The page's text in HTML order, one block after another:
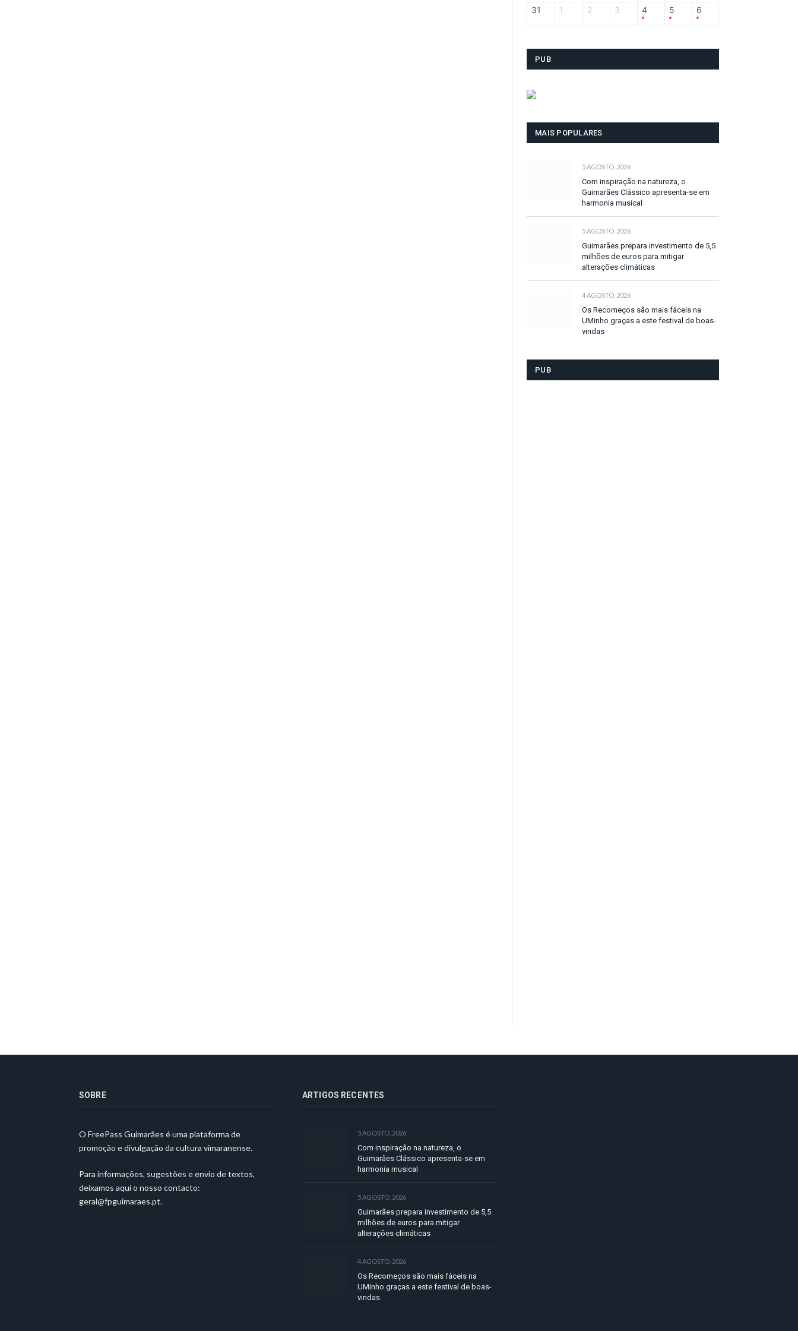
31 1 2 3 4 5 6
PUB
MAIS POPULARES
5 AGOSTO, 2026
Com inspiração na natureza, o
Guimarães Clássico apresenta-se em
harmonia musical
5 AGOSTO, 2026
Guimarães prepara investimento de 5,5
milhões de euros para mitigar
alterações climáticas
4 AGOSTO, 2026
Os Recomeços são mais fáceis na
UMinho graças a este festival de boas-
vindas
PUB
SOBRE
O FreePass Guimarães é uma plataforma de
promoção e divulgação da cultura vimaranense.
Para informações, sugestões e envio de textos,
deixamos aqui o nosso contacto:
geral@fpguimaraes.pt.
ARTIGOS RECENTES
5 AGOSTO, 2026
Com inspiração na natureza, o
Guimarães Clássico apresenta-se em
harmonia musical
5 AGOSTO, 2026
Guimarães prepara investimento de 5,5
milhões de euros para mitigar
alterações climáticas
4 AGOSTO, 2026
Os Recomeços são mais fáceis na
UMinho graças a este festival de boas-
vindas